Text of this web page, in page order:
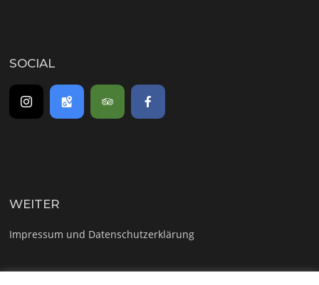
SOCIAL
WEITER
Impressum und Datenschutzerklärung